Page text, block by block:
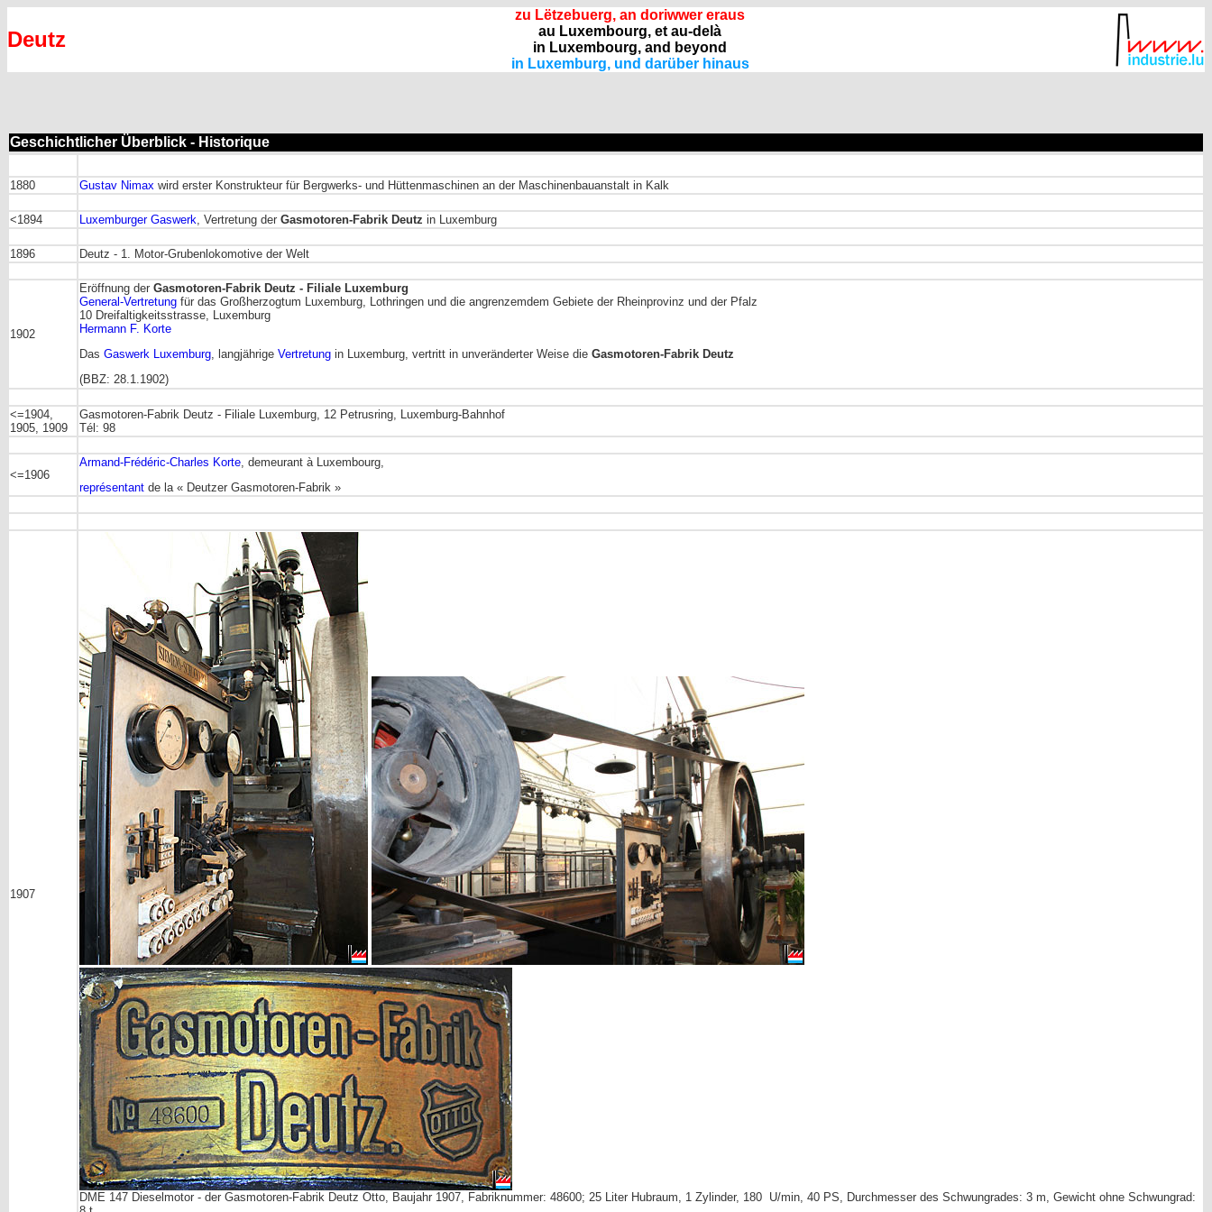
Deutz
zu Lëtzebuerg, an doriwwer eraus
au Luxembourg, et au-delà
in Luxembourg, and beyond
in Luxemburg, und darüber hinaus
Geschichtlicher Überblick - Historique
1880 Gustav Nimax wird erster Konstrukteur für Bergwerks- und Hüttenmaschinen an der Maschinenbauanstalt in Kalk
<1894 Luxemburger Gaswerk , Vertretung der Gasmotoren-Fabrik Deutz in Luxemburg
1896 Deutz - 1. Motor-Grubenlokomotive der Welt
1902
Eröffnung der Gasmotoren-Fabrik Deutz - Filiale Luxemburg
General-Vertretung für das Großherzogtum Luxemburg, Lothringen und die angrenzemdem Gebiete der Rheinprovinz und der Pfalz
10 Dreifaltigkeitsstrasse, Luxemburg
Hermann F. Korte
Das Gaswerk Luxemburg , langjährige Vertretung in Luxemburg, vertritt in unveränderter Weise die Gasmotoren-Fabrik Deutz
(BBZ: 28.1.1902)
<=1904,
1905, 1909
Gasmotoren-Fabrik Deutz - Filiale Luxemburg, 12 Petrusring, Luxemburg-Bahnhof
Tél: 98
<=1906
Armand-Frédéric-Charles Korte , demeurant à Luxembourg,
représentant de la « Deutzer Gasmotoren-Fabrik »
1907
DME 147 Dieselmotor - der Gasmotoren-Fabrik Deutz Otto, Baujahr 1907, Fabriknummer: 48600; 25 Liter Hubraum, 1 Zylinder, 180 U/min, 40 PS, Durchmesser des Schwungrades: 3 m, Gewicht ohne Schwungrad: